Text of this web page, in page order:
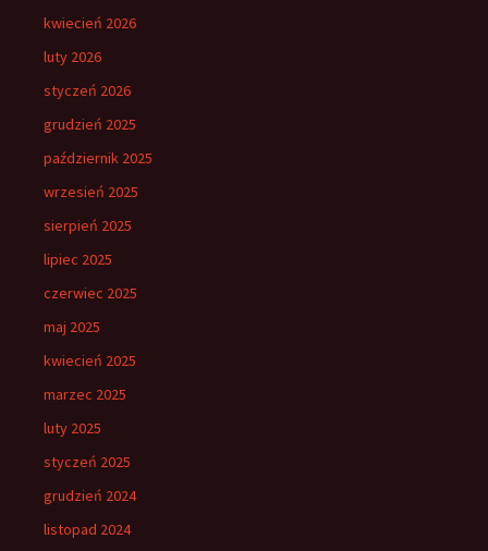
kwiecień 2026
luty 2026
styczeń 2026
grudzień 2025
październik 2025
wrzesień 2025
sierpień 2025
lipiec 2025
czerwiec 2025
maj 2025
kwiecień 2025
marzec 2025
luty 2025
styczeń 2025
grudzień 2024
listopad 2024